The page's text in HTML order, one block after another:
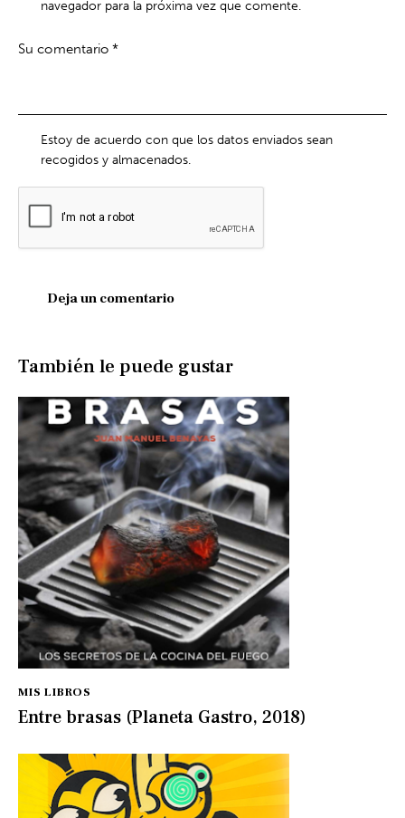
navegador para la próxima vez que comente.
Estoy de acuerdo con que los datos enviados sean
recogidos y almacenados.
También le puede gustar
MIS LIBROS
Entre brasas (Planeta Gastro, 2018)